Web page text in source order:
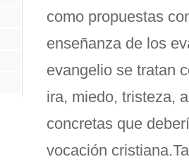
como propuestas
enseñanza de los
evangelio se tratan
ira, miedo, tristeza,
concretas que
vocación